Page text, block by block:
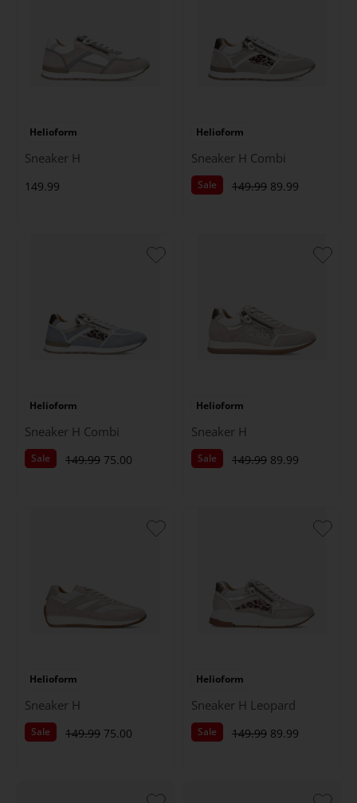
Helioform
Sneaker H
149.99
Helioform
Sneaker H Combi
Sale 149.99 89.99
Helioform
Sneaker H Combi
Sale 149.99 75.00
Helioform
Sneaker H
Sale 149.99 89.99
Helioform
Sneaker H
Sale 149.99 75.00
Helioform
Sneaker H Leopard
Sale 149.99 89.99